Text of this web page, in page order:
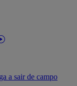
a sair de campo